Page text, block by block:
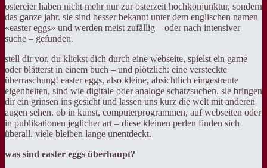
ostereier haben nicht mehr nur zur osterzeit hochkonjunktur, sondern
das ganze jahr. sie sind besser bekannt unter dem englischen namen
«easter eggs» und werden meist zufällig – oder nach intensiver
suche – gefunden.
stell dir vor, du klickst dich durch eine webseite, spielst ein game
oder blätterst in einem buch – und plötzlich: eine versteckte
überraschung! easter eggs, also kleine, absichtlich eingestreute
eigenheiten, sind wie digitale oder analoge schatzsuchen. sie bringen
dir ein grinsen ins gesicht und lassen uns kurz die welt mit anderen
augen sehen. ob in kunst, computerprogrammen, auf webseiten oder
in publikationen jeglicher art – diese kleinen perlen finden sich
überall. viele bleiben lange unentdeckt.
was sind easter eggs überhaupt?